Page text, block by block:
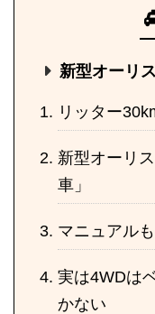
新型オーリ
リッター
新型オーリ
車」
マニュアル
実は4WDは
かない